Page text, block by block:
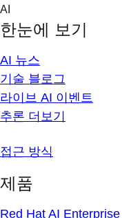
Skip
content
AI
한눈에 보기
AI 뉴스
기술 블로그
라이브 AI 이벤트
추론 더보기
접근 방식
제품
Red Hat AI Enterprise